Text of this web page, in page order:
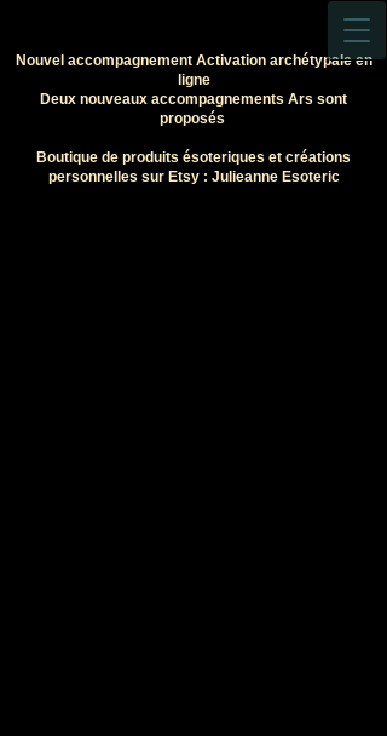
Nouvel accompagnement Activation archétypale en
ligne
Deux nouveaux accompagnements Ars sont
proposés
Boutique de produits ésoteriques et créations
personnelles sur Etsy : Julieanne Esoteric